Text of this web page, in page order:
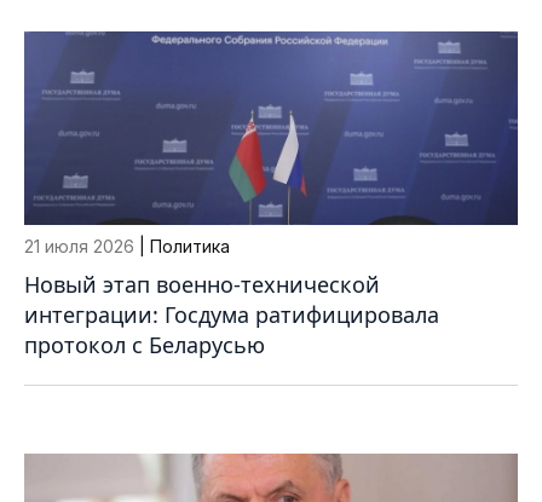
21 июля 2026 | Политика
Новый этап военно-технической
интеграции: Госдума ратифицировала
протокол с Беларусью